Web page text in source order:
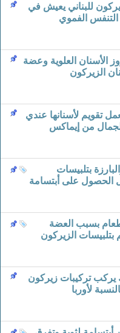
للبناني يعيش في
الفموي
الأسنان العلوية وعضة
الزيركون
تقويم لأسنانها عندي
من إيماكس
بتلبيسات
الحصول على أبتسامة
بسبب العضة
بتلبيسات الزيركون
تركيبات زيركون
لأوربا